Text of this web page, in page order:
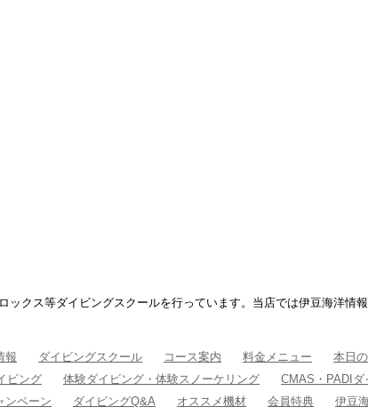
ックス等ダイビングスクールを行っています。当店では伊豆海洋情
報 ダイビングスクール コース案内 料金メニュー 本日
ビング
体験ダイビング・体験スノーケリング CMAS・PADI
ンペーン ダイビングQ&A オススメ機材 会員特典 伊豆